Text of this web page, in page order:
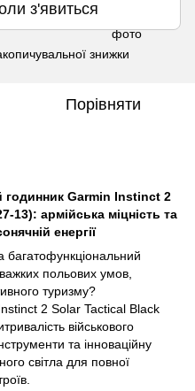
з'явиться
знижки
Порівняти
годинник Garmin Instinct 2
13): армійська міцність та
енергії
польових умов,
туризму?
2 Solar Tactical Black
військового
та інноваційну
світла для повної